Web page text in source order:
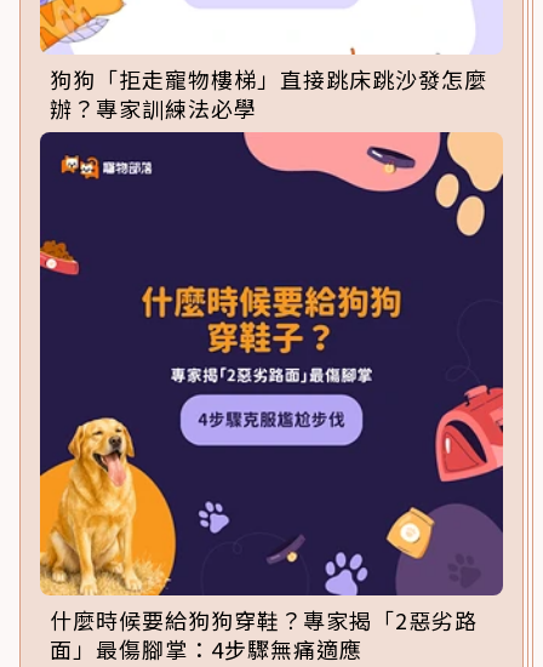
狗狗「拒走寵物樓梯」直接跳床跳沙發怎麼
辦？專家訓練法必學
什麼時候要給狗狗穿鞋？專家揭「2惡劣路
面」最傷腳掌：4步驟無痛適應